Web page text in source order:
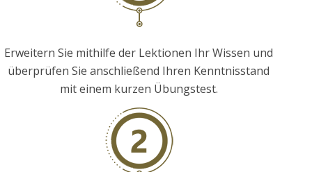
Erweitern Sie mithilfe der Lektionen Ihr Wissen und
überprüfen Sie anschließend Ihren Kenntnisstand
mit einem kurzen Übungstest.